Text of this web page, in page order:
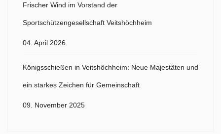
Frischer Wind im Vorstand der
Sportschützengesellschaft Veitshöchheim
04. April 2026
Königsschießen in Veitshöchheim: Neue Majestäten und
ein starkes Zeichen für Gemeinschaft
09. November 2025